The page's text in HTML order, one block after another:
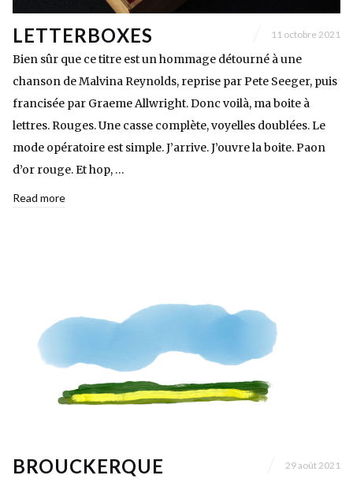
LETTERBOXES 11 octobre 2021
Bien sûr que ce titre est un hommage détourné à une
chanson de Malvina Reynolds, reprise par Pete Seeger, puis
francisée par Graeme Allwright. Donc voilà, ma boite à
lettres. Rouges. Une casse complète, voyelles doublées. Le
mode opératoire est simple. J’arrive. J’ouvre la boite. Paon
d’or rouge. Et hop, …
Read more
BROUCKERQUE 29 août 2021